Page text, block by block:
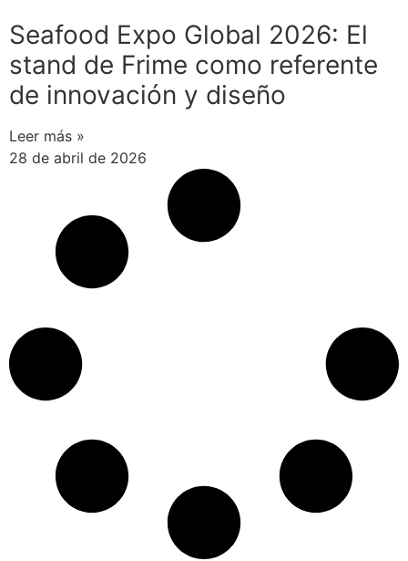
Seafood Expo Global 2026: El
stand de Frime como referente
de innovación y diseño
Leer más »
28 de abril de 2026